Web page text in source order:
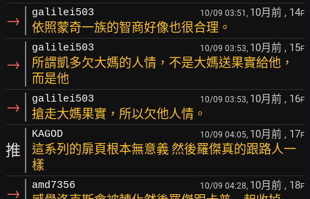
→ galilei503 10/09 03:51, 10月前 , 14F
依照蒙奇一族的智商好像也很合理。
→
galilei503 10/09 03:53, 10月前 , 15F
所謂凱多欠大媽的人情，不是大媽送果實給他，
而是他
→ galilei503 10/09 03:53, 10月前 , 16F
搶走大媽果實，所以欠他人情。
推
KAGOD 10/09 04:05, 10月前 , 17F
這系列的扉頁根本無意義 然後羅傑真的跟路人一
樣
→ amd7356 10/09 04:28, 10月前 , 18F